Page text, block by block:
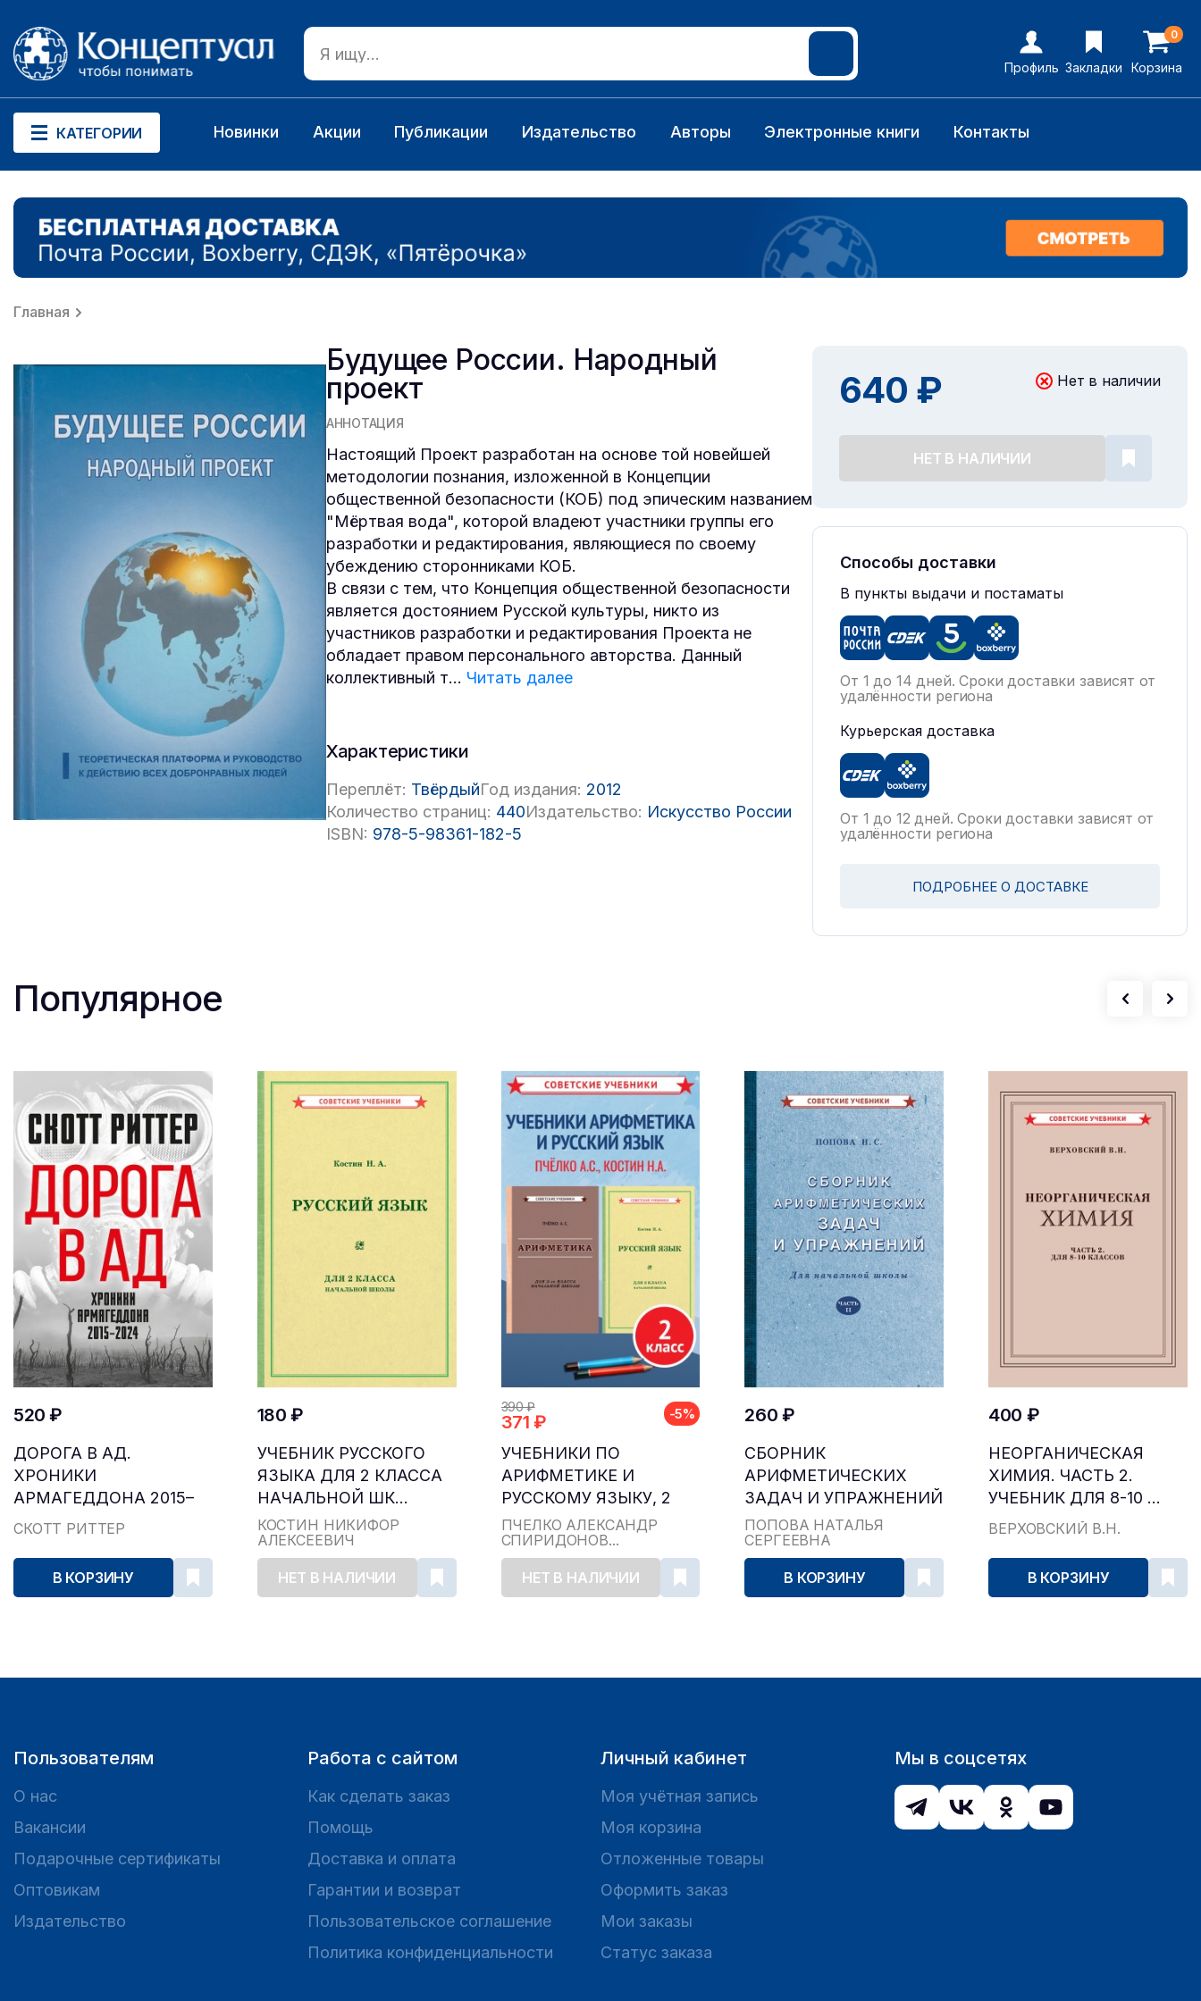
Профиль Закладки
0
Корзина
КАТЕГОРИИ Новинки Акции Публикации Издательство Авторы Электронные книги Контакты
Главная
Будущее России. Народный
проект
АННОТАЦИЯ
Настоящий Проект разработан на основе той новейшей
методологии познания, изложенной в Концепции
общественной безопасности (КОБ) под эпическим названием
"Мёртвая вода", которой владеют участники группы его
разработки и редактирования, являющиеся по своему
убеждению сторонниками КОБ.
В связи с тем, что Концепция общественной безопасности
является достоянием Русской культуры, никто из
участников разработки и редактирования Проекта не
обладает правом персонального авторства. Данный
коллективный т... Читать далее
Характеристики
Переплёт: ТвёрдыйГод издания: 2012
Количество страниц: 440Издательство: Искусство России
ISBN: 978-5-98361-182-5
640 ₽ Нет в наличии
НЕТ В НАЛИЧИИ
Способы доставки
В пункты выдачи и постаматы
От 1 до 14 дней. Сроки доставки зависят от
удалённости региона
Курьерская доставка
От 1 до 12 дней. Сроки доставки зависят от
удалённости региона
ПОДРОБНЕЕ О ДОСТАВКЕ
Популярное
520 ₽
ДОРОГА В АД.
ХРОНИКИ
АРМАГЕДДОНА 2015–
2024
СКОТТ РИТТЕР
В КОРЗИНУ
180 ₽
УЧЕБНИК РУССКОГО
ЯЗЫКА ДЛЯ 2 КЛАССА
НАЧАЛЬНОЙ ШК...
КОСТИН НИКИФОР
АЛЕКСЕЕВИЧ
НЕТ В НАЛИЧИИ
390 ₽
371 ₽ -5%
УЧЕБНИКИ ПО
АРИФМЕТИКЕ И
РУССКОМУ ЯЗЫКУ, 2
КЛАСС...
ПЧЁЛКО АЛЕКСАНДР
СПИРИДОНОВ...
НЕТ В НАЛИЧИИ
260 ₽
СБОРНИК
АРИФМЕТИЧЕСКИХ
ЗАДАЧ И УПРАЖНЕНИЙ
ДЛЯ НА...
ПОПОВА НАТАЛЬЯ
СЕРГЕЕВНА
В КОРЗИНУ
400 ₽
НЕОРГАНИЧЕСКАЯ
ХИМИЯ. ЧАСТЬ 2.
УЧЕБНИК ДЛЯ 8-10 ...
ВЕРХОВСКИЙ В.Н.
В КОРЗИНУ
Пользователям
О нас
Вакансии
Подарочные сертификаты
Оптовикам
Издательство
Работа с сайтом
Как сделать заказ
Помощь
Доставка и оплата
Гарантии и возврат
Пользовательское соглашение
Политика конфиденциальности
Личный кабинет
Моя учётная запись
Моя корзина
Отложенные товары
Оформить заказ
Мои заказы
Статус заказа
Мы в соцсетях